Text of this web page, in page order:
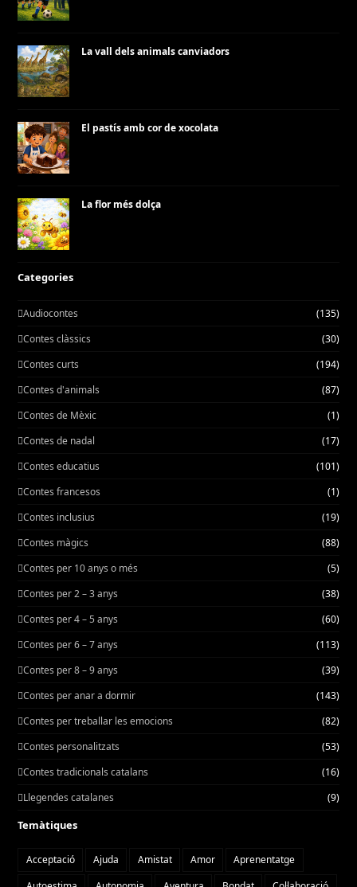
La vall dels animals canviadors
El pastís amb cor de xocolata
La flor més dolça
Categories
Audiocontes
(135)
Contes clàssics
(30)
Contes curts
(194)
Contes d'animals
(87)
Contes de Mèxic
(1)
Contes de nadal
(17)
Contes educatius
(101)
Contes francesos
(1)
Contes inclusius
(19)
Contes màgics
(88)
Contes per 10 anys o més
(5)
Contes per 2 – 3 anys
(38)
Contes per 4 – 5 anys
(60)
Contes per 6 – 7 anys
(113)
Contes per 8 – 9 anys
(39)
Contes per anar a dormir
(143)
Contes per treballar les emocions
(82)
Contes personalitzats
(53)
Contes tradicionals catalans
(16)
Llegendes catalanes
(9)
Temàtiques
Acceptació Ajuda Amistat Amor
Aprenentatge